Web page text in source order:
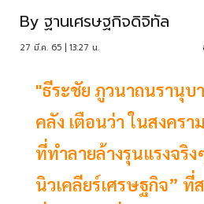
By ฐานเศรษฐกิจดิจิทัล
27 มี.ค. 65 | 13:27 น.
"ธีระชัย ภูวนาถนรานุ
คลัง เตือนว่า ในสงครา
ที่ทำลายล้างรุนแรงจริง
นิวเคลียร์เศรษฐกิจ” ที่